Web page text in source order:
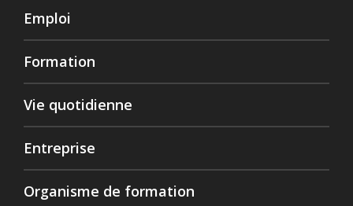
Emploi
Formation
Vie quotidienne
Entreprise
Organisme de formation